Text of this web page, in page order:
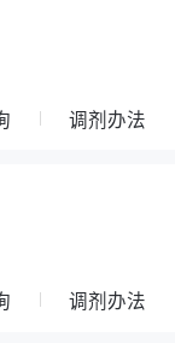
调剂办法
调剂办法